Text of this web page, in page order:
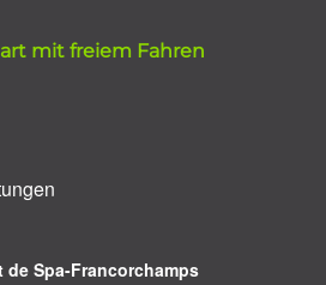
mit freiem Fahren
de Spa-Francorchamps